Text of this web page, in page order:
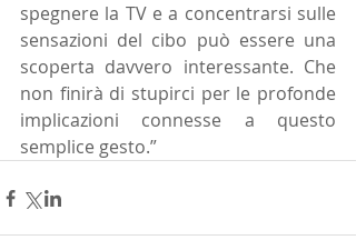
spegnere la TV e a concentrarsi sulle
sensazioni del cibo può essere una
scoperta davvero interessante. Che
non finirà di stupirci per le profonde
implicazioni connesse a questo
semplice gesto.”